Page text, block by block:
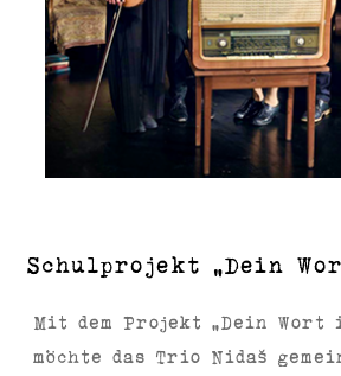
Schulprojekt ”Dein
Mit dem Projekt ”Dein Wort
möchte das Trio Nidaš